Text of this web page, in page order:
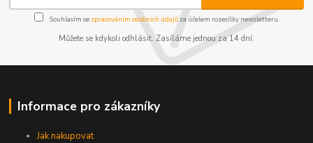
Souhlasím se zpracováním osobních údajůza účelem rozesílky newsletteru.
Můžete se kdykoli odhlásit. Zasíláme jednou za 14 dní.
Informace pro zákazníky
Jak nakupovat